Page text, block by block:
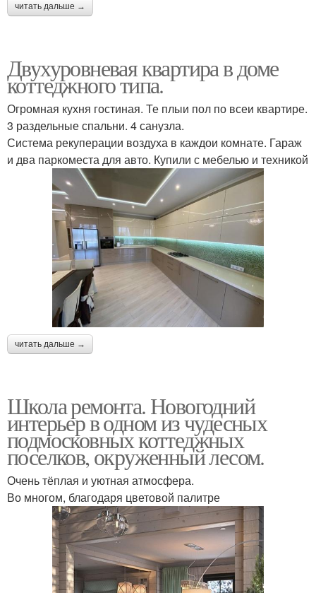
читать дальше →
Двухуровневая квартира в доме
коттеджного типа.
Огромная кухня гостиная. Те плыи пол по всеи квартире.
3 раздельные спальни. 4 санузла.
Система рекуперации воздуха в каждои комнате. Гараж
и два паркоместа для авто. Купили с мебелью и техникой
читать дальше →
Школа ремонта. Новогодний
интерьер в одном из чудесных
подмосковных коттеджных
поселков, окруженный лесом.
Очень тёплая и уютная атмосфера.
Во многом, благодаря цветовой палитре